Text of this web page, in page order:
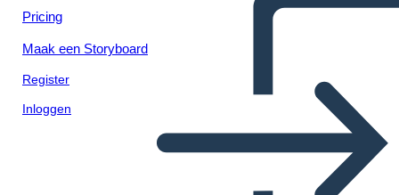
Pricing
Maak een Storyboard
Register
Inloggen
Bekijk als
diavoorstelling